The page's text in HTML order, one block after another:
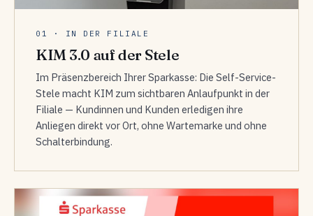
01 · IN DER FILIALE
KIM 3.0 auf der Stele
Im Präsenzbereich Ihrer Sparkasse: Die Self-Service-
Stele macht KIM zum sichtbaren Anlaufpunkt in der
Filiale — Kundinnen und Kunden erledigen ihre
Anliegen direkt vor Ort, ohne Wartemarke und ohne
Schalterbindung.